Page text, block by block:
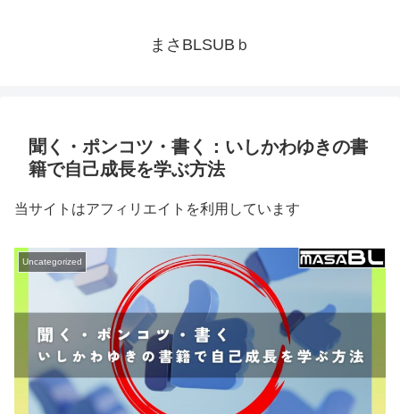
まさBLSUBｂ
聞く・ポンコツ・書く：いしかわゆきの書
籍で自己成長を学ぶ方法
当サイトはアフィリエイトを利用しています
Uncategorized